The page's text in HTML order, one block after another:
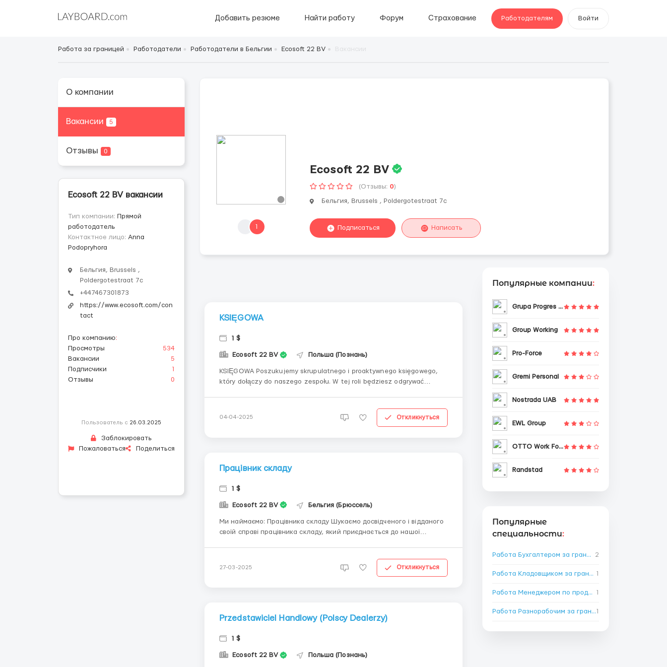
Добавить резюме Найти работу Форум Страхование Работодателям Войти
Работа за границей Работодатели Работодатели в Бельгии Ecosoft 22 BV
О компании
Вакансии 5
Отзывы 0
Ecosoft 22 BV вакансии
Тип компании: Прямой
работодатель
Контактное лицо: Anna
Podopryhora
Бельгия, Brussels ,
Poldergotestraat 7c
+447467301873
https://www.ecosoft.com/con
tact
Про компанию:
Просмотры
534
Вакансии
5
Подписчики
1
Отзывы
0
Пользователь с 26.03.2025
Заблокировать
Пожаловаться
Поделиться
1
Ecosoft 22 BV
(Отзывы: 0)
Бельгия, Brussels , Poldergotestraat 7c
Подписаться Написать
KSIĘGOWA
1 $
Ecosoft 22 BV Польша (Познань)
KSIĘGOWA Poszukujemy skrupulatnego i proaktywnego księgowego,
który dołączy do naszego zespołu. W tej roli będziesz odgrywać
04-04-2025 Откликнуться
Працівник складу
1 $
Ecosoft 22 BV Бельгия (Брюссель)
Ми наймаємо: Працівника складу Шукаємо досвідченого і відданого
своїй справі працівника складу, який приєднається до нашої
безпеку під час роботи з товарами. Основні об...
27-03-2025 Откликнуться
Przedstawiciel Handlowy (Polscy Dealerzy)
1 $
Ecosoft 22 BV Польша (Познань)
Популярные компании:
Grupa Progres Sp. z o.o.
Group Working
Pro-Force
Gremi Personal
Nostrada UAB
EWL Group
OTTO Work Force
Randstad
Популярные
специальности:
Работа Бухгалтером за границей 2
Работа Кладовщиком за границей 1
Работа Менеджером по продажам за границей 1
Работа Разнорабочим за границей1